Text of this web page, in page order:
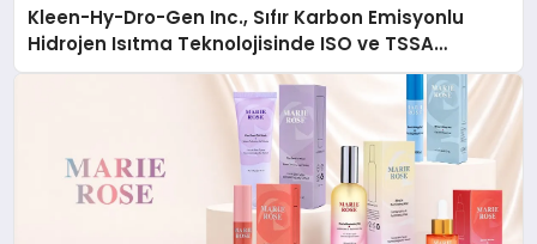
Kleen-Hy-Dro-Gen Inc., Sıfır Karbon Emisyonlu
Hidrojen Isıtma Teknolojisinde ISO ve TSSA
Düzenleyici Onaylarını Aldı